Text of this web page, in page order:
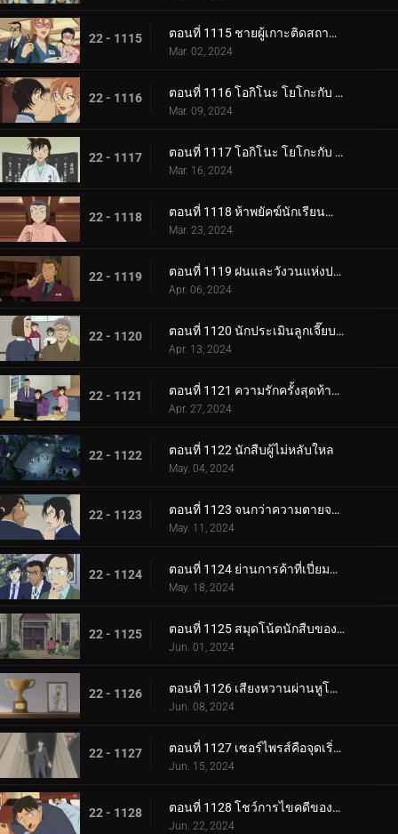
22 - 1115 ตอนที่ 1115 ชายผู้เกาะติดสถานีตำรวจ
Mar. 02, 2024
22 - 1116 ตอนที่ 1116 โอกิโนะ โยโกะกับ ห้องปิดตายใต้หลังคา (ภาคแรก)
Mar. 09, 2024
22 - 1117 ตอนที่ 1117 โอกิโนะ โยโกะกับ ห้องปิดตายใต้หลังคา (ภาคจบ)
Mar. 16, 2024
22 - 1118 ตอนที่ 1118 ห้าพยัคฆ์นักเรียนตำรวจ Wild Police Story CASE.โมโรฟุชิ ฮิโรมิทสึ
Mar. 23, 2024
22 - 1119 ตอนที่ 1119 ฝนและวังวนแห่งประสงค์ร้าย
Apr. 06, 2024
22 - 1120 ตอนที่ 1120 นักประเมินลูกเจี๊ยบที่ถูกหมายหัว
Apr. 13, 2024
22 - 1121 ตอนที่ 1121 ความรักครั้งสุดท้ายของคุณนายช่างฝัน
Apr. 27, 2024
22 - 1122 ตอนที่ 1122 นักสืบผู้ไม่หลับใหล
May. 04, 2024
22 - 1123 ตอนที่ 1123 จนกว่าความตายจะพรากจากเราสอง
May. 11, 2024
22 - 1124 ตอนที่ 1124 ย่านการค้าที่เปี่ยมด้วยรัก
May. 18, 2024
22 - 1125 ตอนที่ 1125 สมุดโน้ตนักสืบของสึบุรายะ มิตสึฮิโกะ
Jun. 01, 2024
22 - 1126 ตอนที่ 1126 เสียงหวานผ่านหูโทรศัพท์
Jun. 08, 2024
22 - 1127 ตอนที่ 1127 เซอร์ไพรส์คือจุดเริ่มต้นของโศกนาฏกรรม
Jun. 15, 2024
22 - 1128 ตอนที่ 1128 โชว์การไขคดีของคุโด้ ยูซากุ (ภาคแรก)
Jun. 22, 2024